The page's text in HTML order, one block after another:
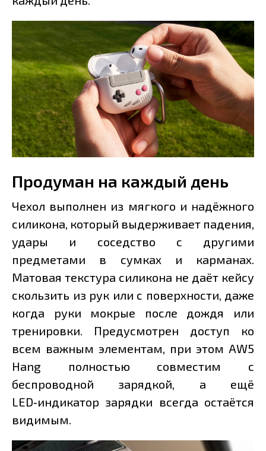
Продуман на каждый день
Чехол выполнен из мягкого и надёжного
силикона, который выдерживает падения,
удары и соседство с другими
предметами в сумках и карманах.
Матовая текстура силикона не даёт кейсу
скользить из рук или с поверхности, даже
когда руки мокрые после дождя или
тренировки. Предусмотрен доступ ко
всем важным элементам, при этом AW5
Hang полностью совместим с
беспроводной зарядкой, а ещё
LED‑индикатор зарядки всегда остаётся
видимым.